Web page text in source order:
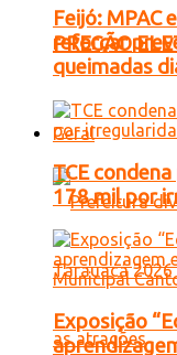
PREGÃO
Geral
Feijó: MPAC
reforçar
queimadas
TCE
178 mil por
Exposição